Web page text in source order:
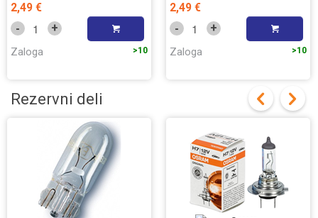
2,49 €
- +
Zaloga >10
2,49 €
- +
Zaloga >10
Rezervni deli